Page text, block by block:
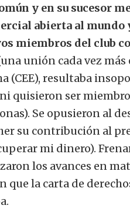
y en su sucesor
abierta al mundo
miembros del club
unión cada vez más
(CEE), resultaba
quisieron ser
Se opusieron al
su contribución al
mi dinero).
los avances en
la carta de